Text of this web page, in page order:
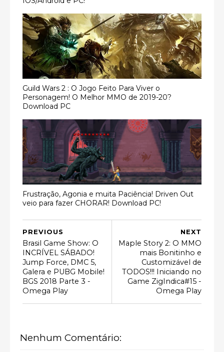
Guild Wars 2 : O Jogo Feito Para Viver o
Personagem! O Melhor MMO de 2019-20?
Download PC
Frustração, Agonia e muita Paciência! Driven Out
veio para fazer CHORAR! Download PC!
NEXT
Maple Story 2: O MMO
mais Bonitinho e
Customizável de
TODOS!!! Iniciando no
Game ZigIndica#15 -
Omega Play
PREVIOUS
Brasil Game Show: O
INCRÍVEL SÁBADO!
Jump Force, DMC 5,
Galera e PUBG Mobile!
BGS 2018 Parte 3 -
Omega Play
Nenhum Comentário: